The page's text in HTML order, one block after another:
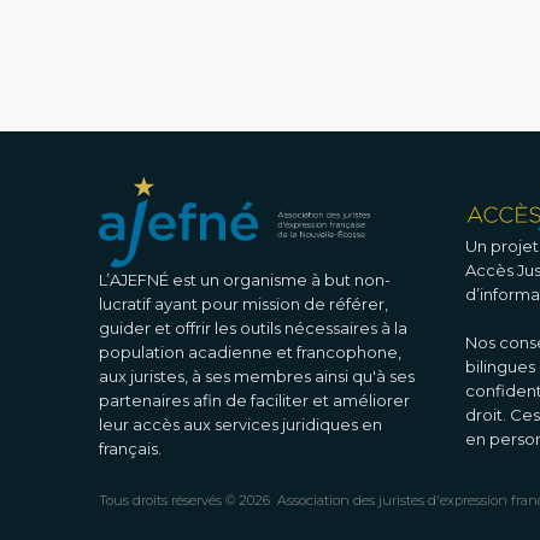
L’AJEFNÉ est un organisme à but non-
lucratif ayant pour mission de référer,
guider et offrir les outils nécessaires à la
population acadienne et francophone,
aux juristes, à ses membres ainsi qu'à ses
partenaires afin de faciliter et améliorer
leur accès aux services juridiques en
français.
Un projet
Accès
Nos
droit.
en
Tous droits réservés © 2026 Association des juristes d'expression